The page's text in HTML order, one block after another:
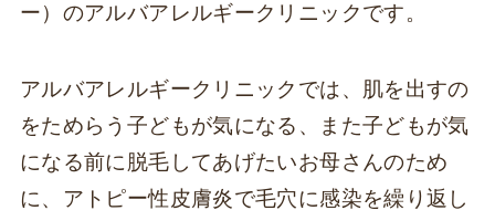
ー）のアルバアレルギークリニックです。
アルバアレルギークリニックでは、肌を出すの
をためらう子どもが気になる、また子どもが気
になる前に脱毛してあげたいお母さんのため
に、アトピー性皮膚炎で毛穴に感染を繰り返し